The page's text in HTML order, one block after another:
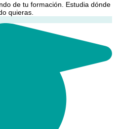
de tu formación. Estudia dónde
quieras.